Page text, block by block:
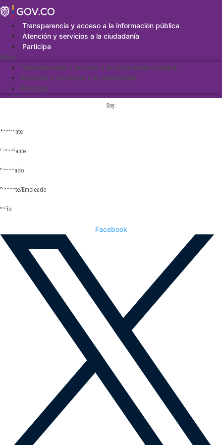
Saltar
al
contenidoTransparencia y acceso a la información pública
Atención y servicios a la ciudadanía
Participa
Menu
Transparencia y acceso a la información pública
Atención y servicios a la ciudadanía
Participa
Soy:
Aspirante
Estudiante
Egresado
Docente/Empleado
Niño
Facebook